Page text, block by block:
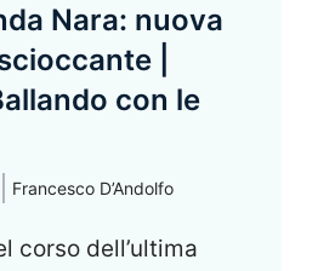
Nara: nuova
|
con le
Francesco D’Andolfo
corso dell’ultima